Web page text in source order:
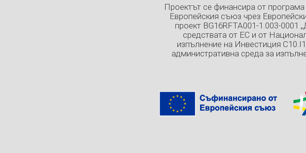
Проектът се финансира от
Европейския съюз чрез
проект BG16RFTA001-1.003-0001
средствата от ЕС и от
изпълнение на Инвестиция
административна среда за